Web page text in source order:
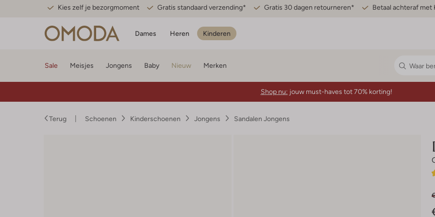
Kies zelf je bezorgmoment Gratis standaard verzending* Gratis 30 dagen retourneren* Betaal achteraf met
Dames Heren Kinderen
Sale Meisjes Jongens Baby Nieuw Merken
Shop nu: jouw must-haves tot 70% korting!
Terug Schoenen Kinderschoenen Jongens Sandalen Jongens
1